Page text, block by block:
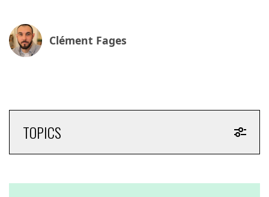
Clément Fages
TOPICS